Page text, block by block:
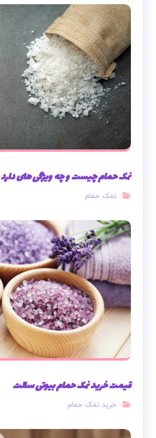
نمک حمام چیست و چه ویژگی های دارد
نمک حمام
قیمت خرید نمک حمام بیوتی سالت
خرید نمک حمام